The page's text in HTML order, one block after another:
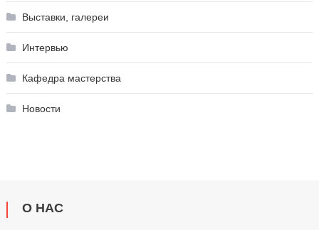
Выставки, галереи
Интервью
Кафедра мастерства
Новости
О НАС